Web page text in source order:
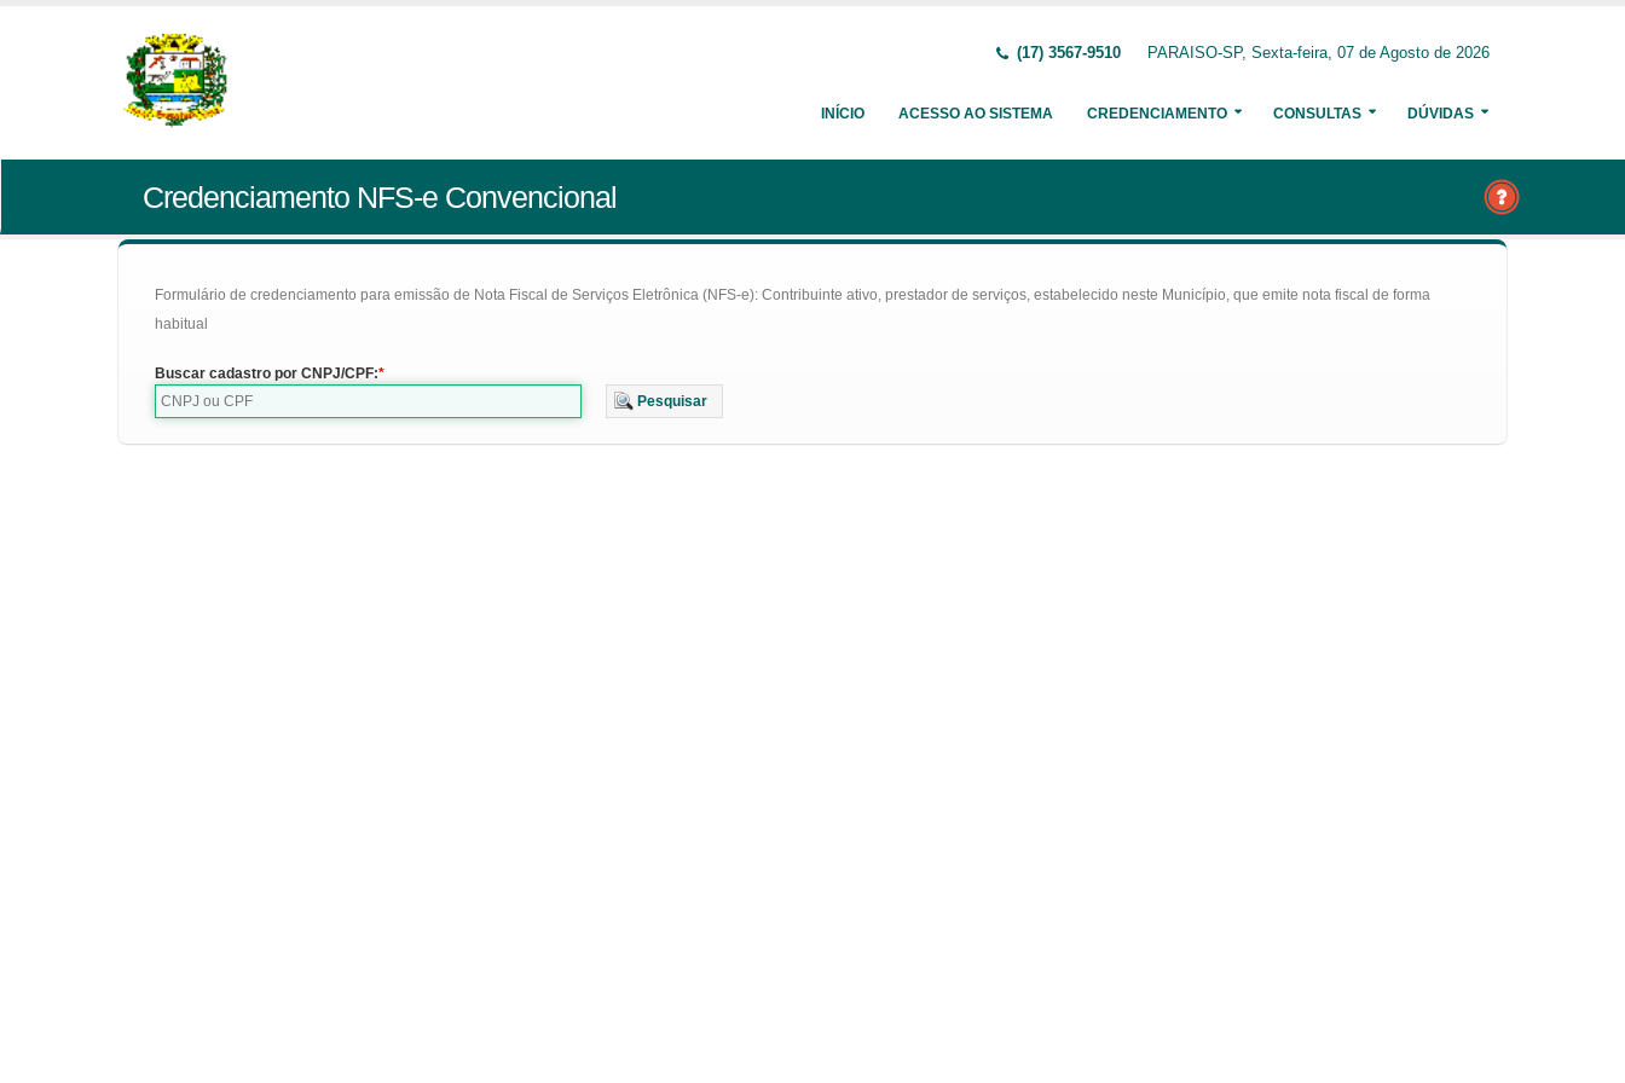
(17) 3567-9510 PARAISO-SP, Sexta-feira, 07 de Agosto de 2026
INÍCIO ACESSO AO SISTEMA CREDENCIAMENTO CONSULTAS DÚVIDAS
Credenciamento NFS-e Convencional
Formulário de credenciamento para emissão de Nota Fiscal de Serviços Eletrônica (NFS-e): Contribuinte ativo, prestador de serviços, estabelecido neste Município, que emite nota fiscal de forma
habitual
Buscar cadastro por CNPJ/CPF:
Pesquisar